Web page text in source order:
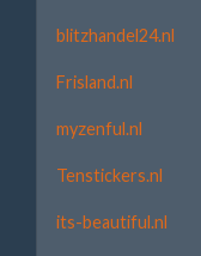
blitzhandel24.nl
Frisland.nl
myzenful.nl
Tenstickers.nl
its-beautiful.nl